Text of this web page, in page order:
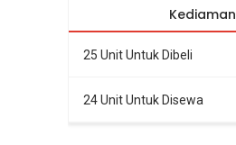
Kediaman
25 Unit Untuk Dibeli
24 Unit Untuk Disewa